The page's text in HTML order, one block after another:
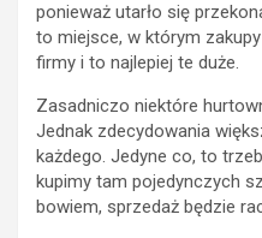
ponieważ utarło się
to miejsce, w którym
firmy i to najlepiej te duże.
Zasadniczo niektóre
Jednak zdecydowania
każdego. Jedyne co, to
kupimy tam pojedynczych
bowiem, sprzedaż będzie